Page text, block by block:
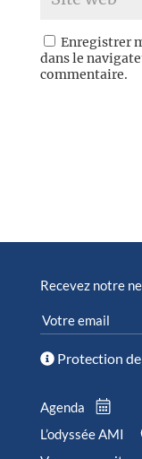
Enregistrer
dans le
commentaire.
Recevez notre
Protection de
Agenda
L’odyssée AMI